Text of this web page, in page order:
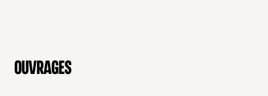
Ouvrages